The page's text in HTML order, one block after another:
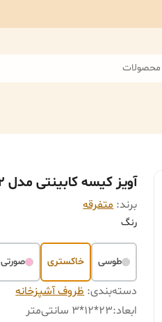
آویز کیسه کابینتی مدل P52
برند: متفرقه
رنگ
طوسی خاکستری صورتی
دسته‌بندی:ظروف آشپزخانه
ابعاد:23*12*3 سانتی‌متر